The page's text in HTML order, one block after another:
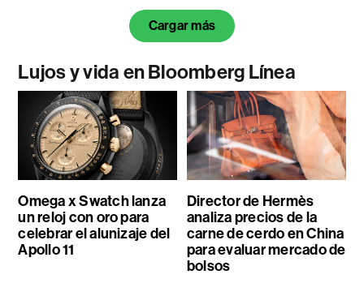
Cargar más
Lujos y vida en Bloomberg Línea
Omega x Swatch lanza
un reloj con oro para
celebrar el alunizaje del
Apollo 11
Director de Hermès
analiza precios de la
carne de cerdo en China
para evaluar mercado de
bolsos